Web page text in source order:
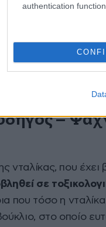
authentication
–
που έχει
σε
που τόσο η
στο οποίο